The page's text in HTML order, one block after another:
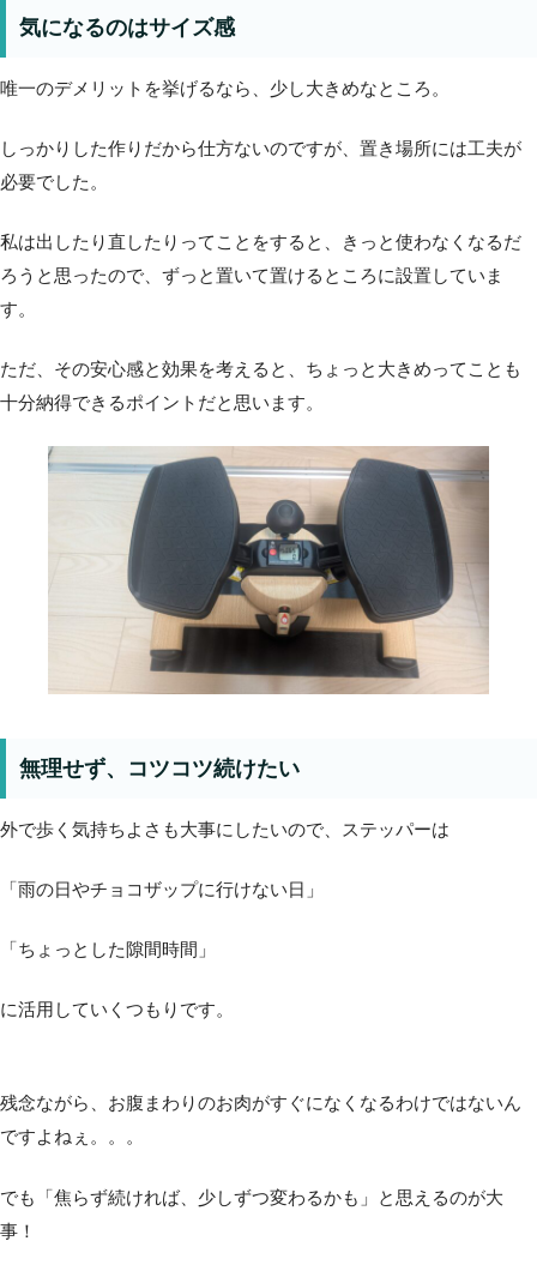
気になるのはサイズ感
唯一のデメリットを挙げるなら、少し大きめなところ。
しっかりした作りだから仕方ないのですが、置き場所には工夫が
必要でした。
私は出したり直したりってことをすると、きっと使わなくなるだ
ろうと思ったので、ずっと置いて置けるところに設置していま
す。
ただ、その安心感と効果を考えると、ちょっと大きめってことも
十分納得できるポイントだと思います。
無理せず、コツコツ続けたい
外で歩く気持ちよさも大事にしたいので、ステッパーは
「雨の日やチョコザップに行けない日」
「ちょっとした隙間時間」
に活用していくつもりです。
残念ながら、お腹まわりのお肉がすぐになくなるわけではないん
ですよねぇ。。。
でも「焦らず続ければ、少しずつ変わるかも」と思えるのが大
事！